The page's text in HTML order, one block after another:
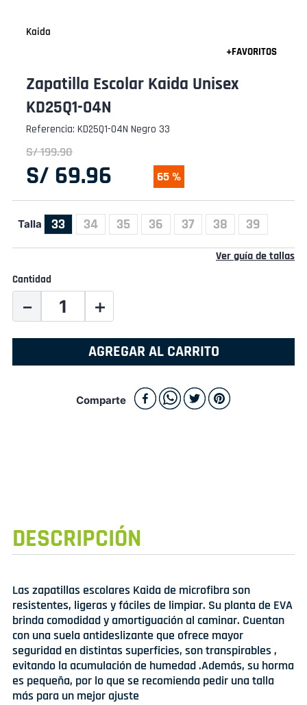
Kaida
Zapatilla Escolar Kaida Unisex
KD25Q1-04N
Referencia: KD25Q1-04N Negro 33
S/199.90
S/ 69.96 65 %
Talla 33 34 35 36 37 38 39
Ver guía de tallas
Cantidad
＋
－
AGREGAR AL CARRITO
Comparte
DESCRIPCIÓN
Las zapatillas escolares Kaida de microfibra son
resistentes, ligeras y fáciles de limpiar. Su planta de EVA
brinda comodidad y amortiguación al caminar. Cuentan
con una suela antideslizante que ofrece mayor
seguridad en distintas superficies, son transpirables ,
evitando la acumulación de humedad .Además, su horma
es pequeña, por lo que se recomienda pedir una talla
más para un mejor ajuste